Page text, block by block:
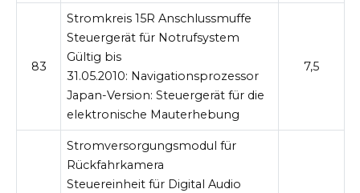
83
Stromkreis 15R Anschlussmuffe
Steuergerät für Notrufsystem
Gültig bis
31.05.2010: Navigationsprozessor
Japan-Version: Steuergerät für die
elektronische Mauterhebung
7,5
Stromversorgungsmodul für
Rückfahrkamera
Steuereinheit für Digital Audio